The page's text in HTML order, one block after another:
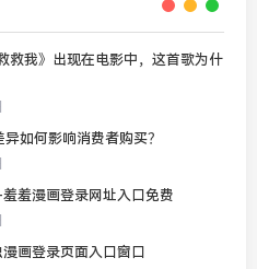
救我》出现在电影中，这首歌为什
如何影响消费者购买？
羞漫画登录网址入口免费
画登录页面入口窗口